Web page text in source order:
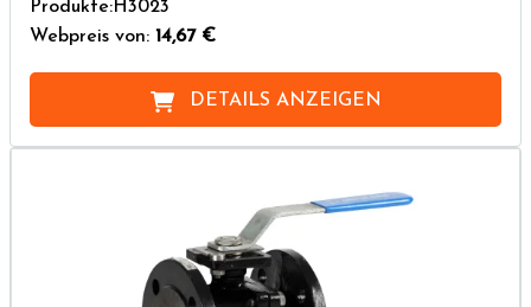
Produkte:H3023
Webpreis von: 14,67 €
DETAILS ANZEIGEN